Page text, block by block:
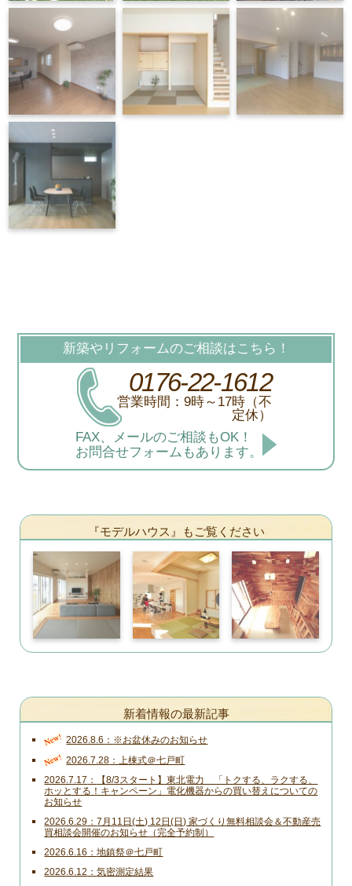
新築やリフォームのご相談はこちら！
0176-22-1612
営業時間：9時～17時（不
定休）
FAX、メールのご相談もOK！
お問合せフォームもあります。
『モデルハウス』もご覧ください
新着情報の最新記事
New! 2026.8.6 ※お盆休みのお知らせ
New! 2026.7.28 上棟式＠七戸町
2026.7.17
【8/3スタート】東北電力 「トクする、ラクする、
ホッとする！キャンペーン」電化機器からの買い替えについての
お知らせ
2026.6.29
7月11日(土) 12日(日) 家づくり無料相談会＆不動産売
買相談会開催のお知らせ（完全予約制）
2026.6.16 地鎮祭＠七戸町
2026.6.12 気密測定結果